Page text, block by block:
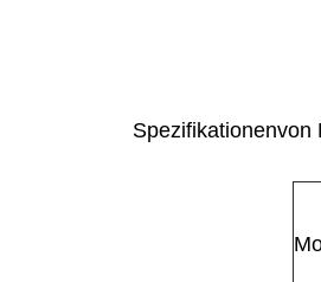
Spezifikationenvon